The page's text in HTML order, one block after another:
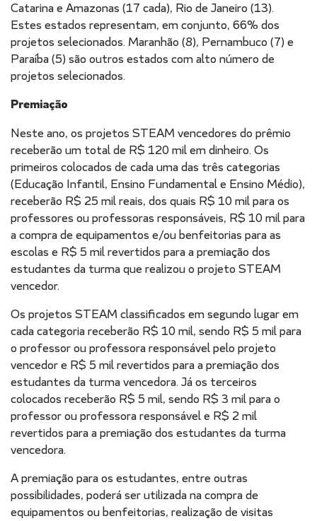
Catarina e Amazonas (17 cada), Rio de Janeiro (13).
Estes estados representam, em conjunto, 66% dos
projetos selecionados. Maranhão (8), Pernambuco (7) e
Paraíba (5) são outros estados com alto número de
projetos selecionados.
Premiação
Neste ano, os projetos STEAM vencedores do prêmio
receberão um total de R$ 120 mil em dinheiro. Os
primeiros colocados de cada uma das três categorias
(Educação Infantil, Ensino Fundamental e Ensino Médio),
receberão R$ 25 mil reais, dos quais R$ 10 mil para os
professores ou professoras responsáveis, R$ 10 mil para
a compra de equipamentos e/ou benfeitorias para as
escolas e R$ 5 mil revertidos para a premiação dos
estudantes da turma que realizou o projeto STEAM
vencedor.
Os projetos STEAM classificados em segundo lugar em
cada categoria receberão R$ 10 mil, sendo R$ 5 mil para
o professor ou professora responsável pelo projeto
vencedor e R$ 5 mil revertidos para a premiação dos
estudantes da turma vencedora. Já os terceiros
colocados receberão R$ 5 mil, sendo R$ 3 mil para o
professor ou professora responsável e R$ 2 mil
revertidos para a premiação dos estudantes da turma
vencedora.
A premiação para os estudantes, entre outras
possibilidades, poderá ser utilizada na compra de
equipamentos ou benfeitorias, realização de visitas